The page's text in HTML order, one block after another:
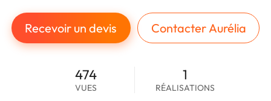
Recevoir un devis Contacter Aurélia
474
VUES
1
RÉALISATIONS